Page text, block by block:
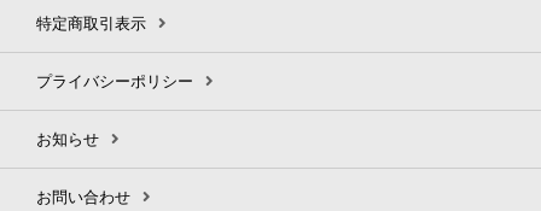
特定商取引表示
プライバシーポリシー
お知らせ
お問い合わせ